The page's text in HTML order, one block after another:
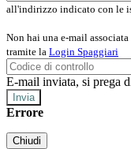
all'indirizzo indicato con le
Non hai una e-mail
tramite la Login Spaggiari
E-mail inviata, si prega
Errore
Chiudi